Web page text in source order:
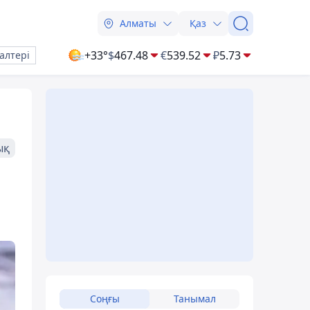
Алматы Қаз
+33°$467.48 €539.52 ₽5.73
Соңғы Танымал